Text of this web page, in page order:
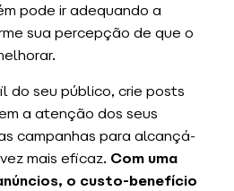
pode ir adequando a
sua percepção de que o
do seu público, crie posts
a atenção dos seus
campanhas para alcançá-
mais eficaz. Com uma
o custo-benefício